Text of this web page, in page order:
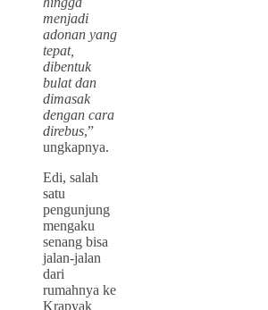
menjadi
adonan yang
tepat,
dibentuk
bulat dan
dimasak
dengan cara
direbus,”
ungkapnya.
Edi, salah
satu
pengunjung
mengaku
senang bisa
jalan-jalan
dari
rumahnya ke
Krapyak